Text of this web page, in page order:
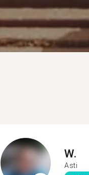
W.
Asti